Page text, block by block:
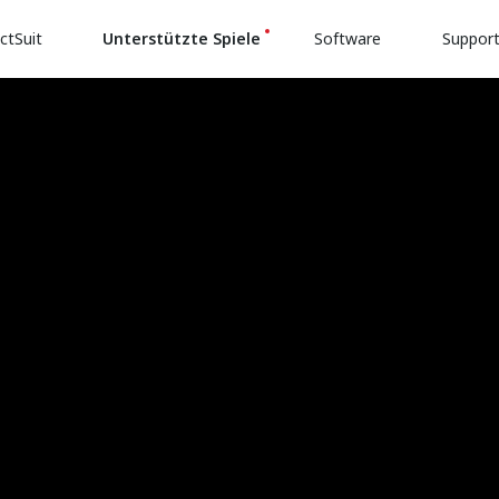
Unterstützte Spiele Software Support